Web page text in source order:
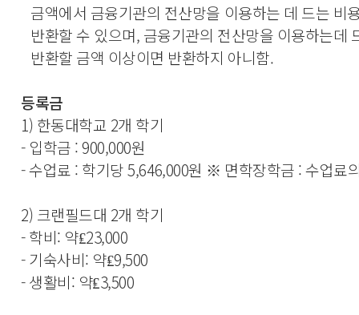
금액에서 금융기관의 전산망을 이용하는 데 드는 비
반환할 수 있으며, 금융기관의 전산망을 이용하는데
반환할 금액 이상이면 반환하지 아니함.
등록금
1) 한동대학교 2개 학기
- 입학금 : 900,000원
- 수업료 : 학기당 5,646,000원 ※ 면학장학금 : 수업료
2) 크랜필드대 2개 학기
- 학비: 약₤23,000
- 기숙사비: 약₤9,500
- 생활비: 약₤3,500